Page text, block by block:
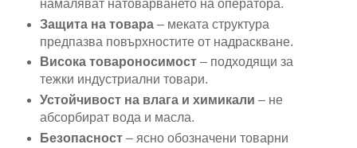
намаляват натоварването на оператора.
Защита на товара– меката структура
предпазва повърхностите от надраскване.
Висока товароносимост– подходящи за
тежки индустриални товари.
Устойчивост на влага и химикали – не
абсорбират вода и масла.
Безопасност– ясно обозначени товарни